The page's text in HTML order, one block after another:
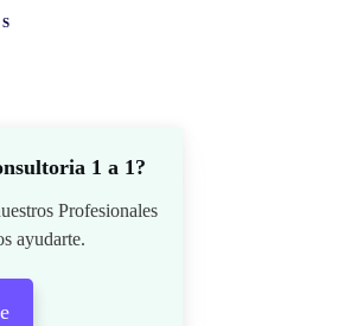
1 a 1?
Profesionales
ayudarte.